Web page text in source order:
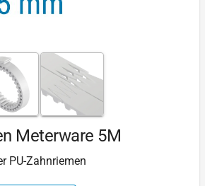
Meterware 5M
PU-Zahnriemen